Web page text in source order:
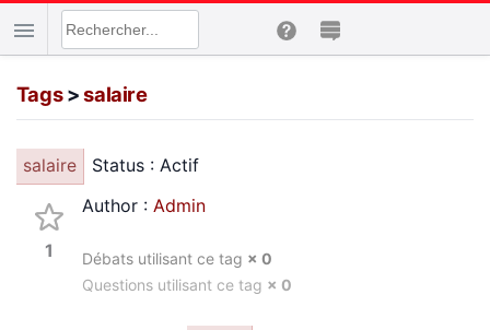
Tags>salaire
salaire Status : Actif
1
Author : Admin
Débats utilisant ce tag × 0
Questions utilisant ce tag × 0